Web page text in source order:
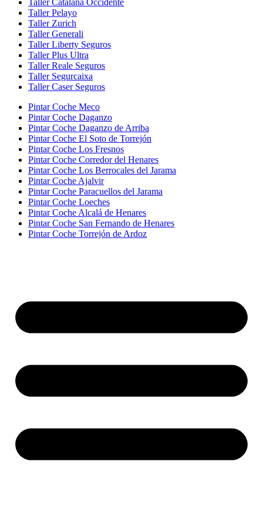
Taller Catalana Occidente
Taller Pelayo
Taller Zurich
Taller Generali
Taller Liberty Seguros
Taller Plus Ultra
Taller Reale Seguros
Taller Segurcaixa
Taller Caser Seguros
Pintar Coche Meco
Pintar Coche Daganzo
Pintar Coche Daganzo de Arriba
Pintar Coche El Soto de Torrejón
Pintar Coche Los Fresnos
Pintar Coche Corredor del Henares
Pintar Coche Los Berrocales del Jarama
Pintar Coche Ajalvir
Pintar Coche Paracuellos del Jarama
Pintar Coche Loeches
Pintar Coche Alcalá de Henares
Pintar Coche San Fernando de Henares
Pintar Coche Torrejón de Ardoz